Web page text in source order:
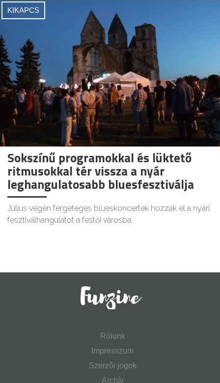
KIKAPCS
Sokszínű programokkal és lüktető
ritmusokkal tér vissza a nyár
leghangulatosabb bluesfesztiválja
Július végén fergeteges blueskoncertek hozzák el a nyári
fesztiválhangulatot a festői városba.
Rólunk
Impresszum
Szerzői jogok
Archív